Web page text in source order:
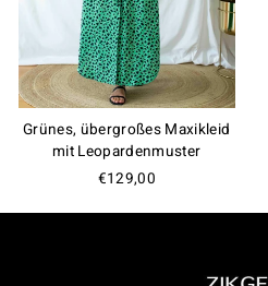
Grünes, übergroßes Maxikleid
mit Leopardenmuster
€129,00